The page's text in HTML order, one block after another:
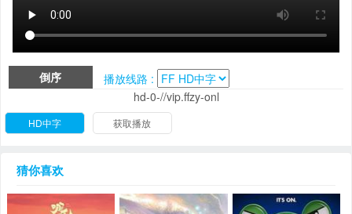
倒序
播放线路 :
hd-0-//vip.ffzy-onl
HD中字 获取播放
猜你喜欢